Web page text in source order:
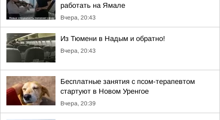
работать на Ямале
Вчера, 20:43
Из Тюмени в Надым и обратно!
Вчера, 20:43
Бесплатные занятия с псом-терапевтом
стартуют в Новом Уренгое
Вчера, 20:39